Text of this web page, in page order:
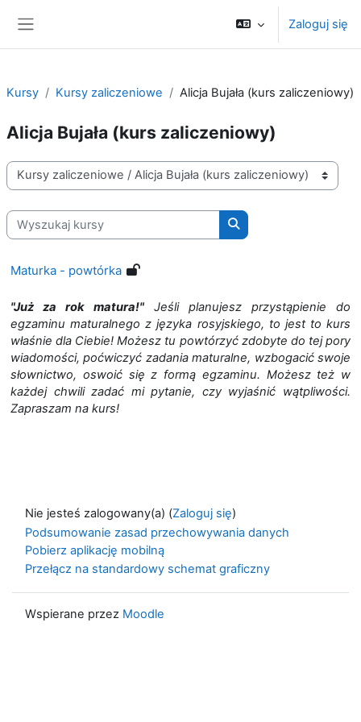
Zaloguj się
Kursy Kursy zaliczeniowe Alicja Bujała (kurs zaliczeniowy)
Alicja Bujała (kurs zaliczeniowy)
Kategorie kursów
Wyszukaj kursy
Wyszukaj kursy
Maturka - powtórka
"Już za rok matura!" Jeśli planujesz przystąpienie do
egzaminu maturalnego z języka rosyjskiego, to jest to kurs
właśnie dla Ciebie! Możesz tu powtórzyć zdobyte do tej pory
wiadomości, poćwiczyć zadania maturalne, wzbogacić swoje
słownictwo, oswoić się z formą egzaminu. Możesz też w
każdej chwili zadać mi pytanie, czy wyjaśnić wątpliwości.
Zapraszam na kurs!
Nie jesteś zalogowany(a) (Zaloguj się)
Podsumowanie zasad przechowywania danych
Pobierz aplikację mobilną
Przełącz na standardowy schemat graficzny
Wspierane przez Moodle